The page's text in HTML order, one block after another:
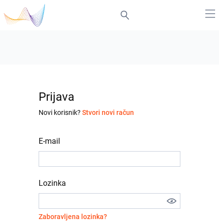
Prijava
Novi korisnik? Stvori novi račun
E-mail
Lozinka
Zaboravljena lozinka?